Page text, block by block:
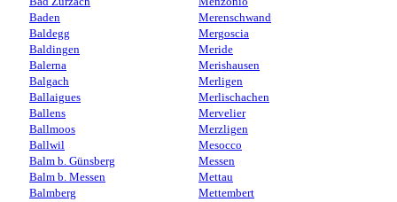
Baden
Baldegg
Baldingen
Balerna
Balgach
Ballaigues
Ballens
Ballmoos
Ballwil
Balm b. Günsberg
Balm b. Messen
Balmberg
Merenschwand
Mergoscia
Meride
Merishausen
Merligen
Merlischachen
Mervelier
Merzligen
Mesocco
Messen
Mettau
Mettembert